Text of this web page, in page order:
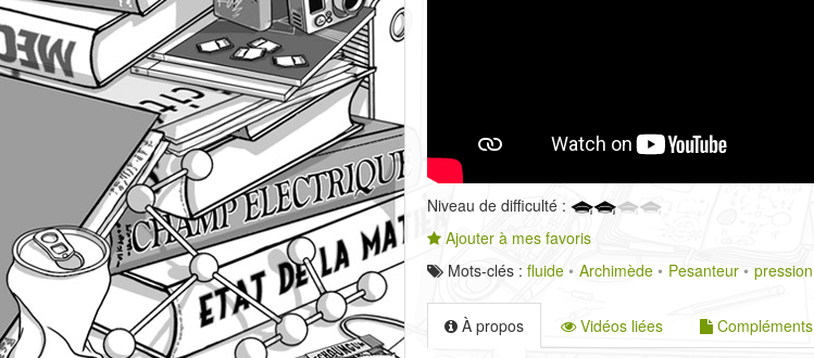
Niveau de difficulté :
Ajouter à mes favoris
Mots-clés : fluide Archimède Pesanteur pression
À propos Vidéos liées Compléments